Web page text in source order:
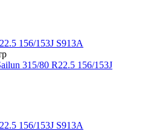
315/80 R22.5 156/153J